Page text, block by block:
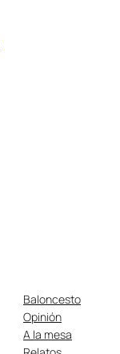
Baloncesto
Opinión
A la mesa